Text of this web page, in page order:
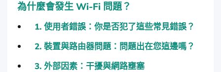
為什麼會發生 Wi-Fi 問題？
1. 使用者錯誤：你是否犯了這些常見錯誤？
2. 裝置與路由器問題：問題出在您這邊嗎？
3. 外部因素：干擾與網路壅塞